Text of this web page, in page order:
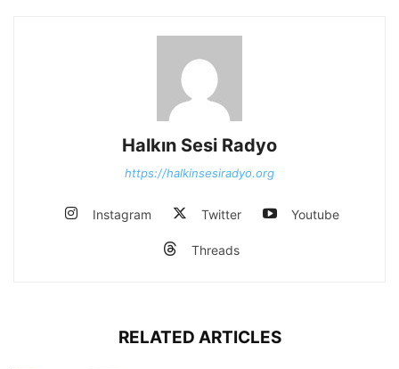
Halkın Sesi Radyo
https://halkinsesiradyo.org
Instagram Twitter Youtube
Threads
RELATED ARTICLES